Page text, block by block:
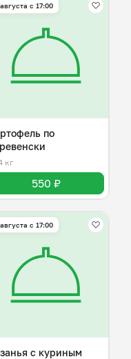
с 17:00
по
кг
550 ₽
с 17:00
с куриным